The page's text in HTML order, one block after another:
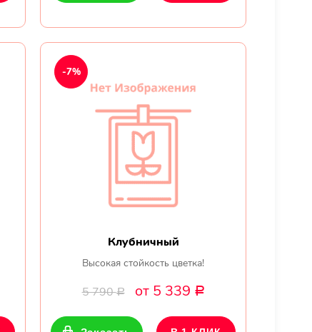
Клубничный
Высокая стойкость цветка!
5 790Р от 5 339 Р
-7%